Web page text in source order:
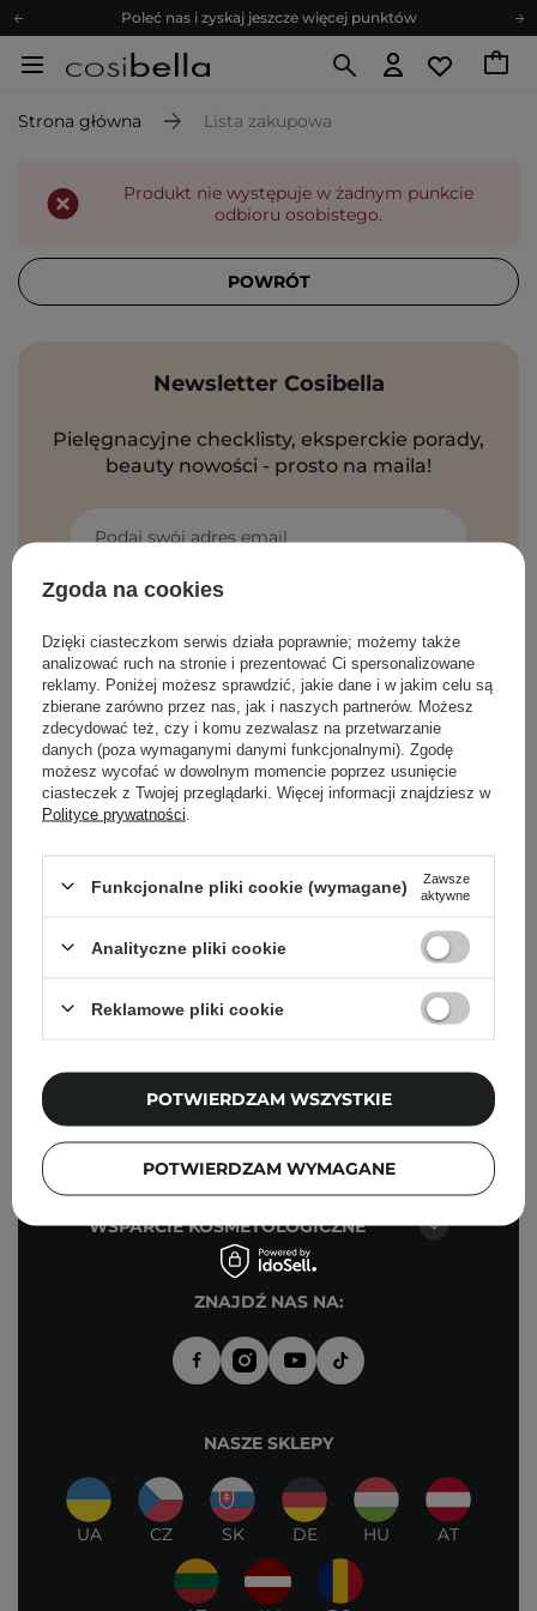
Poleć nas i zyskaj jeszcze więcej punktów
Zapisz się na newsletter pełen porad
Z nami to możliwe! Realizacja zamówienia do 24h.
Zapisz się na newsletter pełen porad
Strona główna Lista zakupowa
Produkt nie występuje w żadnym punkcie
odbioru osobistego.
POWRÓT
Newsletter Cosibella
Pielęgnacyjne checklisty, eksperckie porady,
beauty nowości - prosto na maila!
Podaj swój adres email
Zgadzam się na otrzymywanie
przetwarzanie moich danych przez
Cosibella sp. z o.o, zgodnie zpolityką
prywatności.
ZAPISZ SIĘ
COSIBELLA CORNER
KONTAKT
WSPARCIE KOSMETOLOGICZNE
ZNAJDŹ NAS NA:
NASZE SKLEPY
UA CZ SK DE HU AT
Zgoda na cookies
Dzięki ciasteczkom serwis działa poprawnie; możemy także
analizować ruch na stronie i prezentować Ci spersonalizowane
reklamy. Poniżej możesz sprawdzić, jakie dane i w jakim celu są
zbierane zarówno przez nas, jak i naszych partnerów. Możesz
zdecydować też, czy i komu zezwalasz na przetwarzanie
danych (poza wymaganymi danymi funkcjonalnymi). Zgodę
możesz wycofać w dowolnym momencie poprzez usunięcie
ciasteczek z Twojej przeglądarki. Więcej informacji znajdziesz w
Polityce prywatności
Funkcjonalne pliki cookie (wymagane)
Zawsze
aktywne
Analityczne pliki cookie
Reklamowe pliki cookie
POTWIERDZAM WYMAGANE
POTWIERDZAM WSZYSTKIE